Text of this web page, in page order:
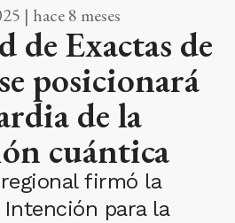
| hace 8 meses
de Exactas de
posicionará
de la
cuántica
firmó la
para la